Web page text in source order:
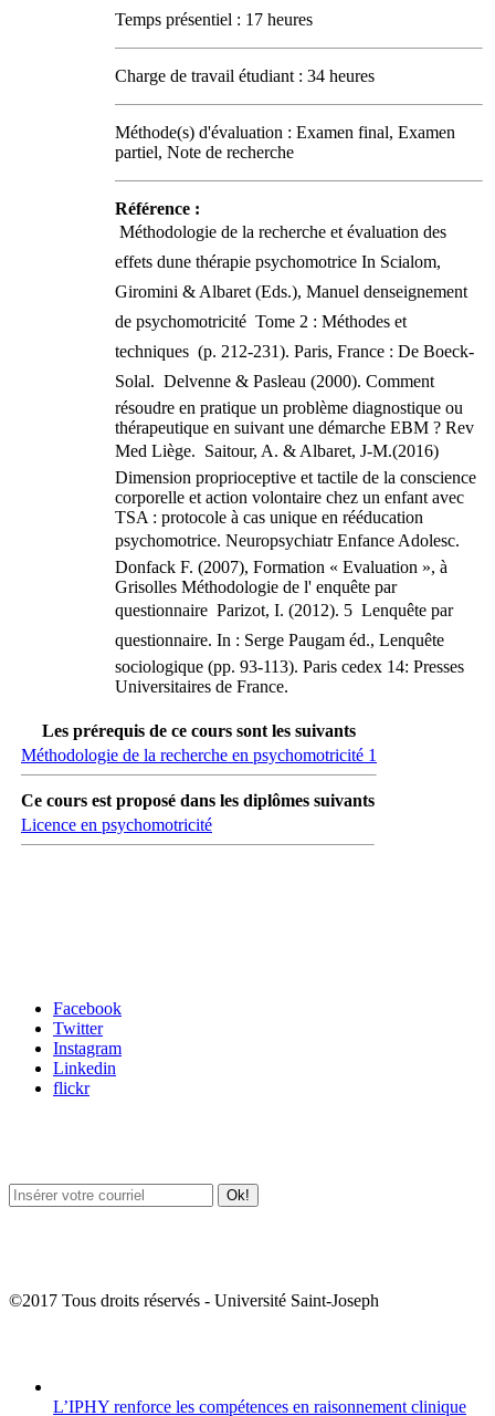
Temps présentiel : 17 heures
Charge de travail étudiant : 34 heures
Méthode(s) d'évaluation : Examen final, Examen
partiel, Note de recherche
Référence :
 Méthodologie de la recherche et évaluation des
effets dune thérapie psychomotrice In Scialom,
Giromini & Albaret (Eds.), Manuel denseignement
de psychomotricité  Tome 2 : Méthodes et
techniques  (p. 212-231). Paris, France : De Boeck-
Solal.  Delvenne & Pasleau (2000). Comment
résoudre en pratique un problème diagnostique ou
thérapeutique en suivant une démarche EBM ? Rev
Med Liège.  Saitour, A. & Albaret, J-M.(2016)
Dimension proprioceptive et tactile de la conscience
corporelle et action volontaire chez un enfant avec
TSA : protocole à cas unique en rééducation
psychomotrice. Neuropsychiatr Enfance Adolesc. 
Donfack F. (2007), Formation « Evaluation », à
Grisolles Méthodologie de l' enquête par
questionnaire  Parizot, I. (2012). 5  Lenquête par
questionnaire. In : Serge Paugam éd., Lenquête
sociologique (pp. 93-113). Paris cedex 14: Presses
Universitaires de France.
Les prérequis de ce cours sont les suivants
Méthodologie de la recherche en psychomotricité 1
Ce cours est proposé dans les diplômes suivants
Licence en psychomotricité
Facebook
Twitter
Instagram
Linkedin
flickr
©2017 Tous droits réservés - Université Saint-Joseph
L’IPHY renforce les compétences en raisonnement clinique